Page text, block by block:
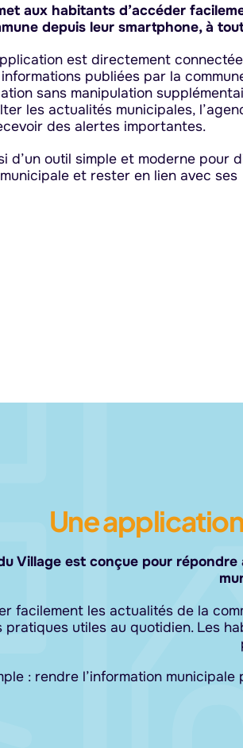
aux habitants d’accéder
depuis leur smartphone, à
est directement
publiées par la
sans manipulation
les actualités municipales,
des alertes importantes.
d’un outil simple et moderne pour
et rester en lien avec ses
Une
Village est conçue pour
facilement les actualités de la
pratiques utiles au quotidien. Les
: rendre l’information